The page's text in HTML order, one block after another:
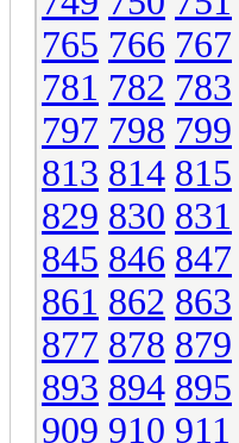
765 766 767
781 782 783
797 798 799
813 814 815
829 830 831
845 846 847
861 862 863
877 878 879
893 894 895
909 910 911